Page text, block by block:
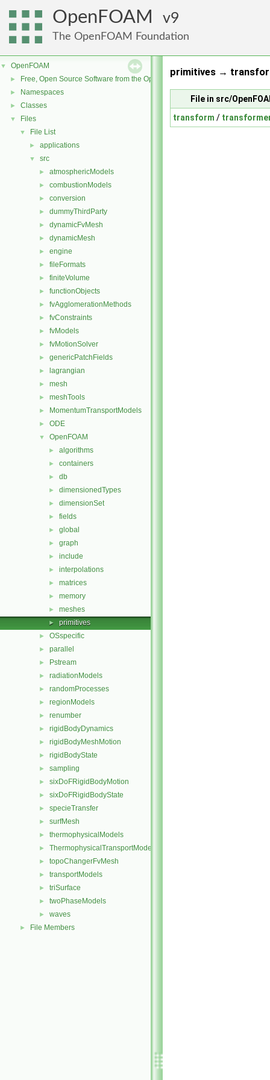
OpenFOAM 9
The OpenFOAM Foundation
▼ OpenFOAM
► Free, Open Source Software from the OpenFOAM Foundation
► Namespaces
► Classes
▼ Files
▼ File List
► applications
▼ src
► atmosphericModels
► combustionModels
► conversion
► dummyThirdParty
► dynamicFvMesh
► dynamicMesh
► engine
► fileFormats
► finiteVolume
► functionObjects
► fvAgglomerationMethods
► fvConstraints
► fvModels
► fvMotionSolver
► genericPatchFields
► lagrangian
► mesh
► meshTools
► MomentumTransportModels
► ODE
▼ OpenFOAM
► algorithms
► containers
► db
► dimensionedTypes
► dimensionSet
► fields
► global
► graph
► include
► interpolations
► matrices
► memory
► meshes
► primitives
► OSspecific
► parallel
► Pstream
► radiationModels
► randomProcesses
► regionModels
► renumber
► rigidBodyDynamics
► rigidBodyMeshMotion
► rigidBodyState
► sampling
► sixDoFRigidBodyMotion
► sixDoFRigidBodyState
► specieTransfer
► surfMesh
► thermophysicalModels
► ThermophysicalTransportModels
► topoChangerFvMesh
► transportModels
► triSurface
► twoPhaseModels
► waves
► File Members
primitives →
File in src/
transform /